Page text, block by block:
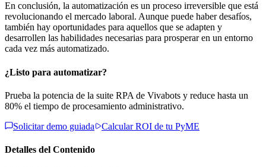
En conclusión, la automatización es un proceso irreversible que está
revolucionando el mercado laboral. Aunque puede haber desafíos,
también hay oportunidades para aquellos que se adapten y
desarrollen las habilidades necesarias para prosperar en un entorno
cada vez más automatizado.
¿Listo para automatizar?
Prueba la potencia de la suite RPA de Vivabots y reduce hasta un
80% el tiempo de procesamiento administrativo.
Solicitar demo guiada
Calcular ROI de tu PyME
Detalles del Contenido